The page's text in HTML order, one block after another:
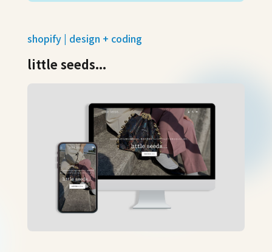
shopify | design + coding
little seeds...